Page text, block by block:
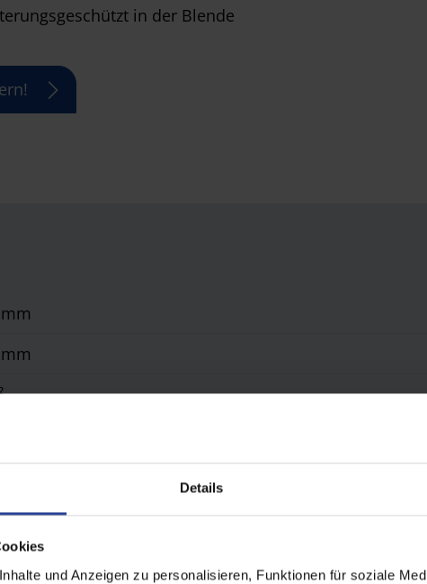
Details
und Anzeigen zu personalisieren, Funktionen für soziale
in der Blende
gem. WAREMA Farbwelt,
Wandanbindung